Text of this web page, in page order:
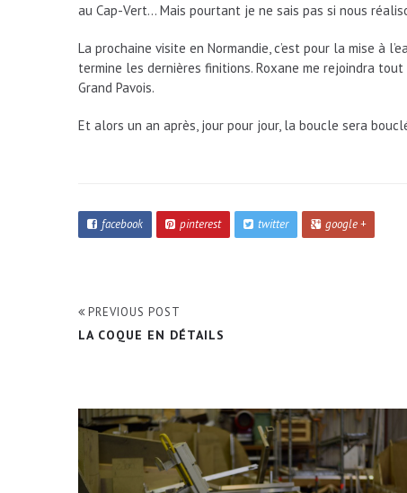
au Cap-Vert… Mais pourtant je ne sais pas si nous
La prochaine visite en Normandie, c’est pour la mise à
termine les dernières finitions. Roxane me rejoindra
Grand Pavois.
Et alors un an après, jour pour jour, la boucle sera
facebook pinterest twitter google +
PREVIOUS POST
LA COQUE EN DÉTAILS